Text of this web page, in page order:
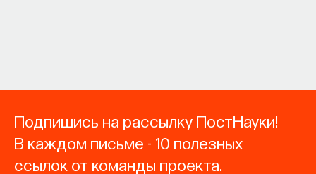
Подпишись на рассылку ПостНауки!
В каждом письме - 10 полезных
ссылок от команды проекта.